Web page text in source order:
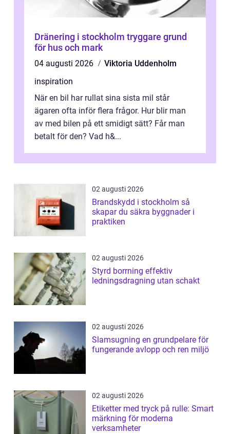
Dränering i stockholm tryggare grund
för hus och mark
04 augusti 2026
Viktoria Uddenholm
inspiration
När en bil har rullat sina sista mil står
ägaren ofta inför flera frågor. Hur blir man
av med bilen på ett smidigt sätt? Får man
betalt för den? Vad h&...
02 augusti 2026
Brandskydd i stockholm så
skapar du säkra byggnader i
praktiken
02 augusti 2026
Styrd borrning effektiv
ledningsdragning utan schakt
02 augusti 2026
Slamsugning en grundpelare för
fungerande avlopp och ren miljö
02 augusti 2026
Etiketter med tryck på rulle: Smart
märkning för moderna
verksamheter